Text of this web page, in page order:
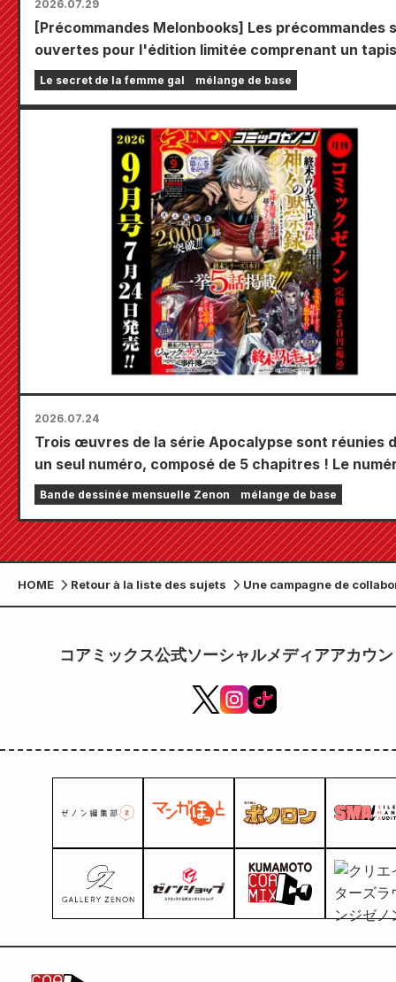
2026.07.29
[Précommandes Melonbooks] Les précommandes
ouvertes pour l'édition limitée comprenant un
jeu spécial orné d'une magnifique illustration de
Tojo dessinée par Kudou ! Le tome 6 de « The
the Gal Bride » sortira le 20 octobre !
Le secret de la femme gal mélange de base
2026.07.24
Trois œuvres de la série Apocalypse sont réunies
un seul numéro, composé de 5 chapitres ! Le
septembre 2026 de « Monthly Comic Zenon » sera
disponible le 24 juillet !
Bande dessinée mensuelle Zenon mélange de base
HOME Retour à la liste des sujets
Une campagne de
コアミックス公式ソーシャルメディアアカウ